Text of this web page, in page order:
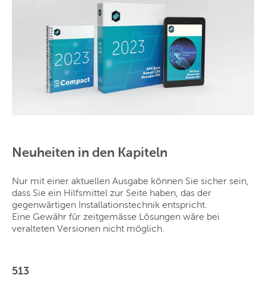
Neuheiten in den Kapiteln
Nur mit einer aktuellen Ausgabe können Sie sicher sein,
dass Sie ein Hilfsmittel zur Seite haben, das der
gegenwärtigen Installationstechnik entspricht.
Eine Gewähr für zeitgemässe Lösungen wäre bei
veralteten Versionen nicht möglich.
513